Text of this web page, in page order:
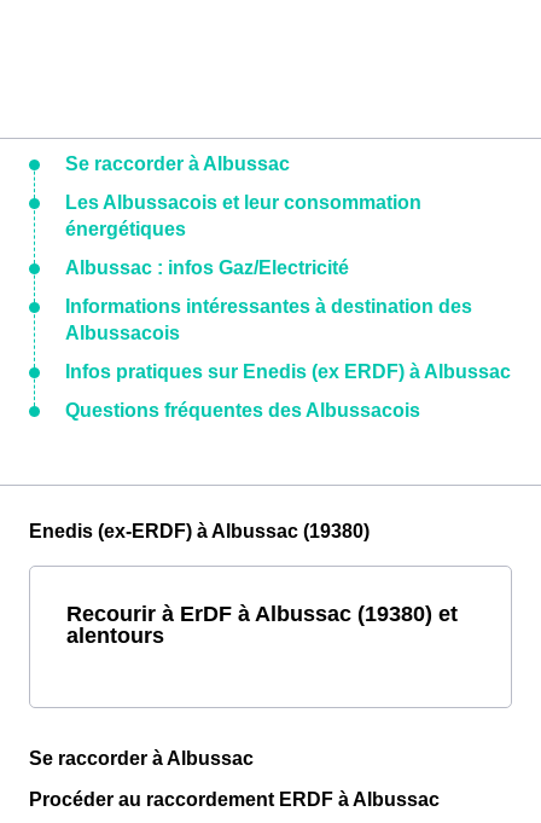
Se raccorder à Albussac
Les Albussacois et leur consommation
énergétiques
Albussac : infos Gaz/Electricité
Informations intéressantes à destination des
Albussacois
Infos pratiques sur Enedis (ex ERDF) à Albussac
Questions fréquentes des Albussacois
Enedis (ex-ERDF) à Albussac (19380)
Recourir à ErDF à Albussac (19380) et
alentours
Se raccorder à Albussac
Procéder au raccordement ERDF à Albussac